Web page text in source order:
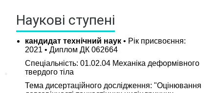
Наукові гуртки
Психологічна допомога і підтримка
Стипендії та оплата за навчання
Наука
Наукові ступені
кандидат технічний наук • Рік присвоєння:
2021 • Диплом ДК 062664
Спеціальність: 01.02.04 Механіка деформівного
твердого тіла
Тема дисертаційного дослідження: "Оцінювання